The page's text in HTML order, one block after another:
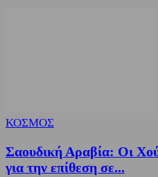
ΚΟΣΜΟΣ
Σαουδική Αραβία: Οι
για την επίθεση σε...